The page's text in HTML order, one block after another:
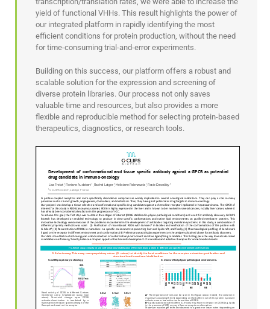
yield of functional VHHs. This result highlights the power of
our integrated platform in rapidly identifying the most
efficient conditions for protein production, without the need
for time-consuming trial-and-error experiments.
Building on this success, our platform offers a robust and
scalable solution for the expression and screening of
diverse protein libraries. Our process not only saves
valuable time and resources, but also provides a more
flexible and reproducible method for selecting protein-based
therapeutics, diagnostics, or research tools.